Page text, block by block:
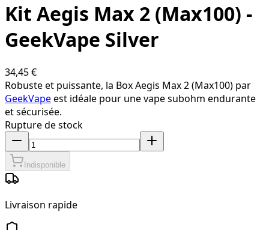
Kit Aegis Max 2 (Max100) -
GeekVape Silver
34,45 €
Robuste et puissante, la Box Aegis Max 2 (Max100) par
GeekVapeest idéale pour une vape subohm endurante
et sécurisée.
Rupture de stock
Indisponible
Livraison rapide